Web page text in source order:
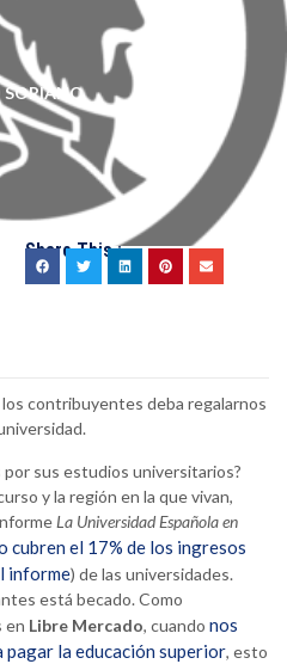
SORIANO
Share This :
contribuyentes deba regalarnos
sus estudios universitarios?
y la región en la que vivan,
La Universidad Española en
cubren el 17% de los ingresos
informe) de las universidades.
está becado. Como
en Libre Mercado, cuando nos
la educación superior, esto